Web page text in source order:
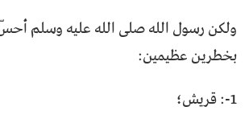
ولكن رسول الله صلى الله عليه وسلم
بخطرين عظيمين:
1-: قريش؛